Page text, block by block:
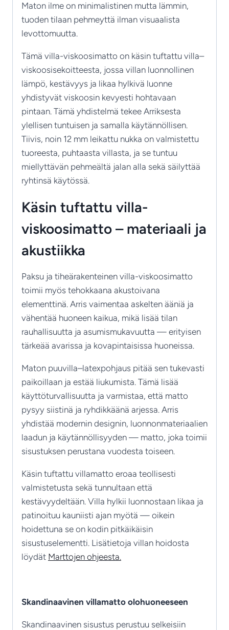
Maton ilme on minimalistinen mutta lämmin,
tuoden tilaan pehmeyttä ilman visuaalista
levottomuutta.
Tämä villa-viskoosimatto on käsin tuftattu villa–
viskoosisekoitteesta, jossa villan luonnollinen
lämpö, kestävyys ja likaa hylkivä luonne
yhdistyvät viskoosin kevyesti hohtavaan
pintaan. Tämä yhdistelmä tekee Arriksesta
ylellisen tuntuisen ja samalla käytännöllisen.
Tiivis, noin 12 mm leikattu nukka on valmistettu
tuoreesta, puhtaasta villasta, ja se tuntuu
miellyttävän pehmeältä jalan alla sekä säilyttää
ryhtinsä käytössä.
Käsin tuftattu villa-
viskoosimatto – materiaali ja
akustiikka
Paksu ja tiheärakenteinen villa-viskoosimatto
toimii myös tehokkaana akustoivana
elementtinä. Arris vaimentaa askelten ääniä ja
vähentää huoneen kaikua, mikä lisää tilan
rauhallisuutta ja asumismukavuutta — erityisen
tärkeää avarissa ja kovapintaisissa huoneissa.
Maton puuvilla–latexpohjaus pitää sen tukevasti
paikoillaan ja estää liukumista. Tämä lisää
käyttöturvallisuutta ja varmistaa, että matto
pysyy siistinä ja ryhdikkäänä arjessa. Arris
yhdistää modernin designin, luonnonmateriaalien
laadun ja käytännöllisyyden — matto, joka toimii
sisustuksen perustana vuodesta toiseen.
Käsin tuftattu villamatto eroaa teollisesti
valmistetusta sekä tunnultaan että
kestävyydeltään. Villa hylkii luonnostaan likaa ja
patinoituu kauniisti ajan myötä — oikein
hoidettuna se on kodin pitkäikäisin
sisustuselementti. Lisätietoja villan hoidosta
löydät Marttojen ohjeesta.
Skandinaavinen villamatto olohuoneeseen
Skandinaavinen sisustus perustuu selkeisiin